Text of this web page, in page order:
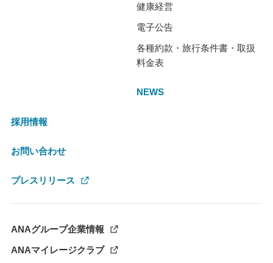
健康経営
電子公告
各種約款・旅行条件書・取扱
料金表
NEWS
採用情報
お問い合わせ
プレスリリース
ANAグループ企業情報
ANAマイレージクラブ